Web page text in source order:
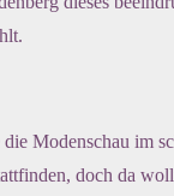
Modenschau im
doch da